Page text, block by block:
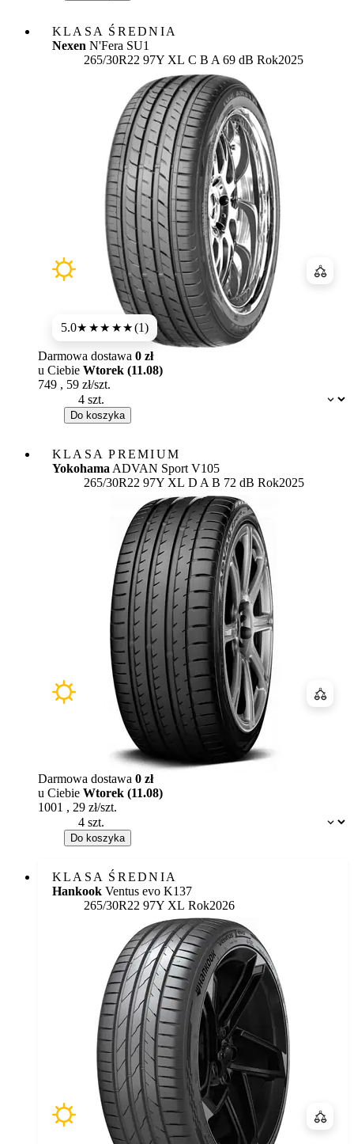
KLASA ŚREDNIA
Nexen N'Fera SU1
265/30R22 97Y XL Etykieta:
C B A 69 dB Rok2025
5.0★★★★★(1)
Dostępność:
Darmowa dostawa 0 zł
u Ciebie Wtorek (11.08)
749 , 59 zł/szt.
Do koszyka
KLASA PREMIUM
Yokohama ADVAN Sport V105
265/30R22 97Y XL Etykieta:
D A B 72 dB Rok2025
Dostępność:
Darmowa dostawa 0 zł
u Ciebie Wtorek (11.08)
1001 , 29 zł/szt.
Do koszyka
KLASA ŚREDNIA
Hankook Ventus evo K137
265/30R22 97Y XL Rok2026